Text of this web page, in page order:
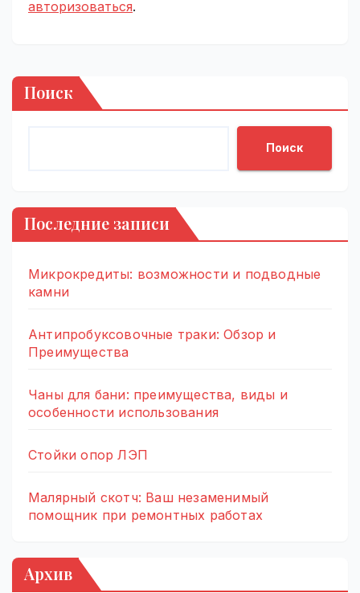
авторизоваться.
Поиск
Поиск
Последние записи
Микрокредиты: возможности и подводные
камни
Антипробуксовочные траки: Обзор и
Преимущества
Чаны для бани: преимущества, виды и
особенности использования
Стойки опор ЛЭП
Малярный скотч: Ваш незаменимый
помощник при ремонтных работах
Архив